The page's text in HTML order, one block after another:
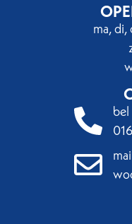
ma, di,
bel